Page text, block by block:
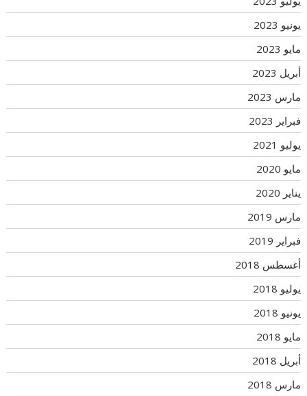
يونيو 2023
مايو 2023
أبريل 2023
مارس 2023
فبراير 2023
يوليو 2021
مايو 2020
يناير 2020
مارس 2019
فبراير 2019
أغسطس 2018
يوليو 2018
يونيو 2018
مايو 2018
أبريل 2018
مارس 2018